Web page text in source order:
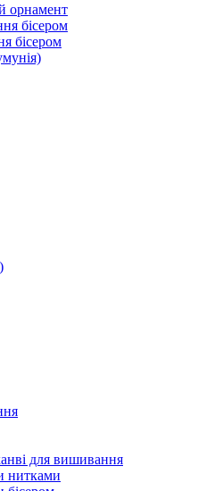
орнамент
бісером
бісером
для вишивання
нитками